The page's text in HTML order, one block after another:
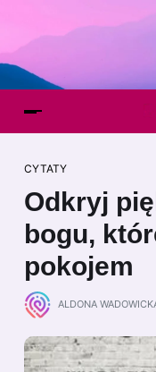
CYTATY
Odkryj
bogu,
pokojem
ALDONA